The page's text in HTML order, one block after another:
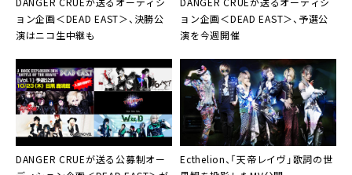
ョン企画＜DEAD EAST＞、決勝公
演はニコ生中継も
ョン企画＜DEAD EAST＞、予選公
演を今週開催
DANGER CRUEが送る公募制オー
Ecthelion、「天帝レイヴ」歌詞の世